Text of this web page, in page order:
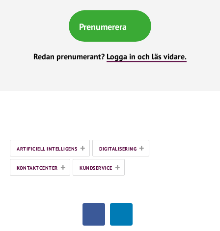
Prenumerera
Redan prenumerant? Logga in och läs vidare.
ARTIFICIELL INTELLIGENS + DIGITALISERING +
KONTAKTCENTER + KUNDSERVICE +